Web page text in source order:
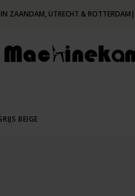
ZAANDAM, UTRECHT & ROTTERDAM |
BEIGE